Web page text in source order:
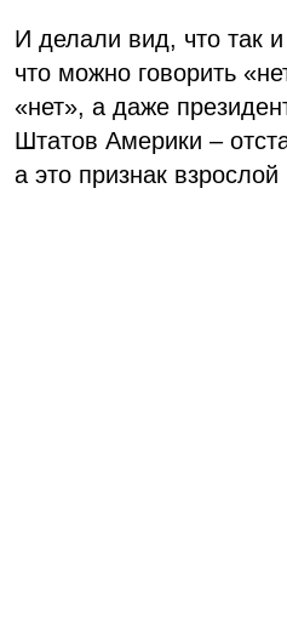
И делали вид, что так
что можно говорить
«нет», а даже
Штатов Америки –
а это признак взрослой